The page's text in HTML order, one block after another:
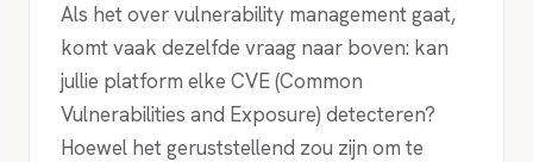
Als het over vulnerability management gaat,
komt vaak dezelfde vraag naar boven: kan
jullie platform elke CVE (Common
Vulnerabilities and Exposure) detecteren?
Hoewel het geruststellend zou zijn om te